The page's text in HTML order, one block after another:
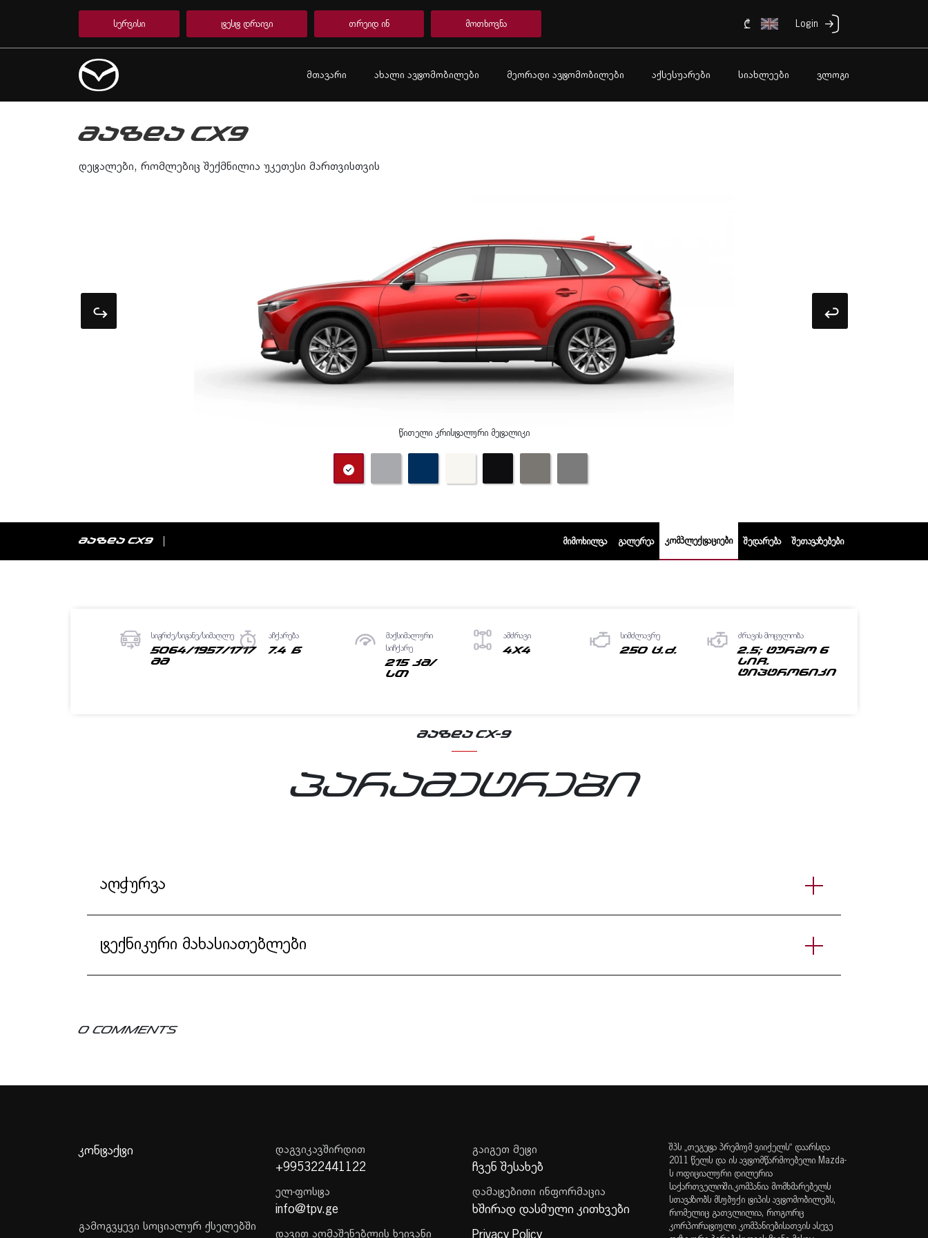
სერვისი ტესტ დრაივი თრეიდ ინ მოთხოვნა ₾ Login
მთავარი ახალი ავტომობილები მეორადი ავტომობილები აქსესუარები სიახლეები ვლოგი
ᲛᲐᲖᲓᲐ CX9
დეტალები, რომლებიც შექმნილია უკეთესი მართვისთვის
წითელი კრისტალური მეტალიკი
ᲛᲐᲖᲓᲐ CX9 ᲛᲘᲛᲝᲮᲘᲚᲕᲐ ᲒᲐᲚᲔᲠᲔᲐ ᲙᲝᲛᲞᲚᲔᲥᲢᲐᲪᲘᲔᲑᲘ ᲨᲔᲓᲐᲠᲔᲑᲐ ᲨᲔᲗᲐᲕᲐᲖᲔᲑᲔᲑᲘ
სიგრძე/სიგანე/სიმაღლე
5064/1957/1717
მმ
აჩქარება
7.4 წ
მაქსიმალური
სიჩქარე
215 კმ/
სთ
ამძრავი
4X4
სიმძლავრე
250 ც.ძ.
ძრავის მოცულობა
2.5; ტურბო 6
სიჩ.
ტიპტრონიკი
ᲛᲐᲖᲓᲐ CX-9
პარამეტრები
აღჭურვა
ტექნიკური მახასიათებლები
0 Comments
კონტაქტი
გამოგვყევი სოციალურ ქსელებში
დაგვიკავშირდით
+995322441122
ელ-ფოსტა
info@tpv.ge
დავით აღმაშენებლის ხეივანი
გაიგეთ მეტი
ჩვენ შესახებ
დამატებითი ინფორმაცია
ხშირად დასმული კითხვები
Privacy Policy
შპს „თეგეტა პრემიუმ ვიიქელს“ დაარსდა
2011 წელს და ის ავტომწარმოებელი Mazda-
ს ოფიციალური დილერია
საქართველოში.კომპანია მომხმარებელს
სთავაზობს მსუბუქი ტიპის ავტომობილებს,
რომელიც გათვლილია, როგორც
კორპორატიული კომპანიებისათვის ასევე